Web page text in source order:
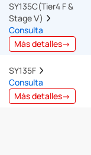
SY135C(Tier4 F &
Stage Ⅴ)
Consulta
Más detalles→
SY135F
Consulta
Más detalles→